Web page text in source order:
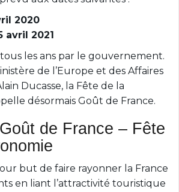
2020
avril 2021
les ans par le gouvernement.
de l’Europe et des Affaires
Ducasse, la Fête de la
désormais Goût de France.
de France – Fête
but de faire rayonner la France
en liant l’attractivité touristique